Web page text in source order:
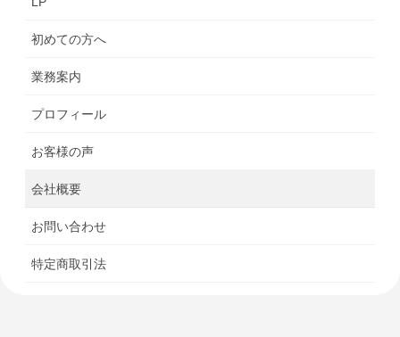
初めての方へ
業務案内
プロフィール
お客様の声
会社概要
お問い合わせ
特定商取引法